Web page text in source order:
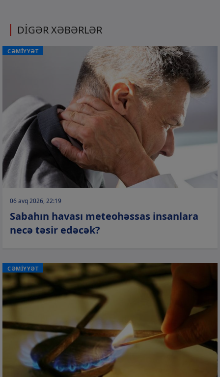
DİGƏR XƏBƏRLƏR
CƏMİYYƏT
06 avq 2026, 22:19
Sabahın havası meteohəssas insanlara
necə təsir edəcək?
CƏMİYYƏT